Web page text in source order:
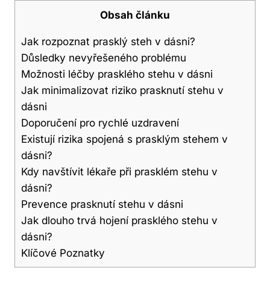
Obsah článku
Jak rozpoznat prasklý steh v dásni?
Důsledky nevyřešeného problému
Možnosti léčby prasklého stehu v dásni
Jak minimalizovat riziko prasknutí stehu v
dásni
Doporučení pro rychlé uzdravení
Existují rizika spojená s prasklým stehem v
dásni?
Kdy navštívit lékaře při prasklém stehu v
dásni?
Prevence prasknutí stehu v dásni
Jak dlouho trvá hojení prasklého stehu v
dásni?
Klíčové Poznatky